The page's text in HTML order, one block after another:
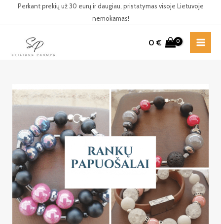
PereitiPerkant prekių už 30 eurų ir daugiau, pristatymas visoje Lietuvoje
nemokamas!
0 €